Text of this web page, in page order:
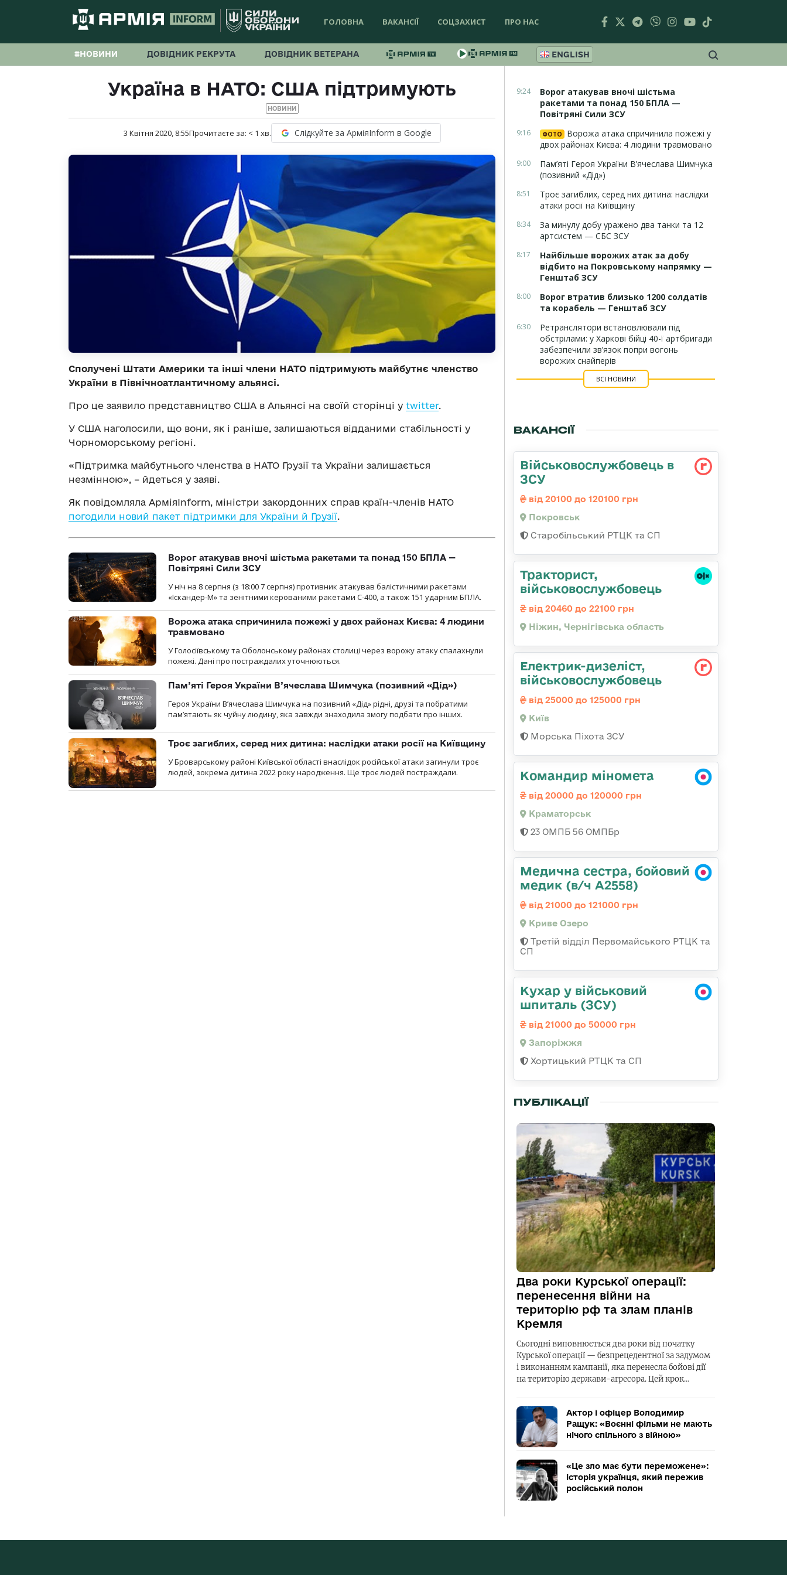
ГОЛОВНА ВАКАНСІЇ СОЦЗАХИСТ ПРО НАС
#НОВИНИ ДОВІДНИК РЕКРУТА ДОВІДНИК ВЕТЕРАНА ENGLISH
Україна в НАТО: США підтримують
НОВИНИ
3 Квітня 2020, 8:55Прочитаєте за: < 1 хв. Слідкуйте за АрміяInform в Google
Сполучені Штати Америки та інші члени НАТО підтримують майбутнє членство
України в Північноатлантичному альянсі.
Про це заявило представництво США в Альянсі на своїй сторінці у twitter.
У США наголосили, що вони, як і раніше, залишаються відданими стабільності у
Чорноморському регіоні.
«Підтримка майбутнього членства в НАТО Грузії та України залишається
незмінною», – йдеться у заяві.
Як повідомляла АрміяInform, міністри закордонних справ країн-членів НАТО
погодили новий пакет підтримки для України й Грузії.
Ворог атакував вночі шістьма ракетами та понад 150 БПЛА —
Повітряні Сили ЗСУ
У ніч на 8 серпня (з 18:00 7 серпня) противник атакував балістичними ракетами
«Іскандер-М» та зенітними керованими ракетами С-400, а також 151 ударним БПЛА.
Ворожа атака спричинила пожежі у двох районах Києва: 4 людини
травмовано
У Голосіївському та Оболонському районах столиці через ворожу атаку спалахнули
пожежі. Дані про постраждалих уточнюються.
Пам’яті Героя України В’ячеслава Шимчука (позивний «Дід»)
Героя України В’ячеслава Шимчука на позивний «Дід» рідні, друзі та побратими
пам’ятають як чуйну людину, яка завжди знаходила змогу подбати про інших.
Троє загиблих, серед них дитина: наслідки атаки росії на Київщину
У Броварському районі Київської області внаслідок російської атаки загинули троє
людей, зокрема дитина 2022 року народження. Ще троє людей постраждали.
9:24
Ворог атакував вночі шістьма
ракетами та понад 150 БПЛА —
Повітряні Сили ЗСУ
9:16 ФОТО
Ворожа атака спричинила пожежі у
двох районах Києва: 4 людини травмовано
9:00
Пам’яті Героя України В’ячеслава Шимчука
(позивний «Дід»)
8:51
Троє загиблих, серед них дитина: наслідки
атаки росії на Київщину
8:34
За минулу добу уражено два танки та 12
артсистем — СБС ЗСУ
8:17
Найбільше ворожих атак за добу
відбито на Покровському напрямку —
Генштаб ЗСУ
8:00
Ворог втратив близько 1200 солдатів
та корабель — Генштаб ЗСУ
6:30
Ретранслятори встановлювали під
обстрілами: у Харкові бійці 40-ї артбригади
забезпечили зв’язок попри вогонь
ворожих снайперів
ВСІ НОВИНИ
ВАКАНСІЇ
Військовослужбовець в
ЗСУ
від 20100 до 120100 грн
Покровськ
Старобільський РТЦК та СП
Тракторист,
військовослужбовець
від 20460 до 22100 грн
Ніжин, Чернігівська область
Електрик-дизеліст,
військовослужбовець
від 25000 до 125000 грн
Київ
Морська Піхота ЗСУ
Командир міномета
від 20000 до 120000 грн
Краматорськ
23 ОМПБ 56 ОМПБр
Медична сестра, бойовий
медик (в/ч А2558)
від 21000 до 121000 грн
Криве Озеро
Третій відділ Первомайського РТЦК та
СП
Кухар у військовий
шпиталь (ЗСУ)
від 21000 до 50000 грн
Запоріжжя
Хортицький РТЦК та СП
ПУБЛІКАЦІЇ
Два роки Курської операції:
перенесення війни на
територію рф та злам планів
Кремля
Сьогодні виповнюється два роки від початку
Курської операції — безпрецедентної за задумом
і виконанням кампанії, яка перенесла бойові дії
на територію держави-агресора. Цей крок…
Актор і офіцер Володимир
Ращук: «Воєнні фільми не мають
нічого спільного з війною»
«Це зло має бути переможене»:
історія українця, який пережив
російський полон